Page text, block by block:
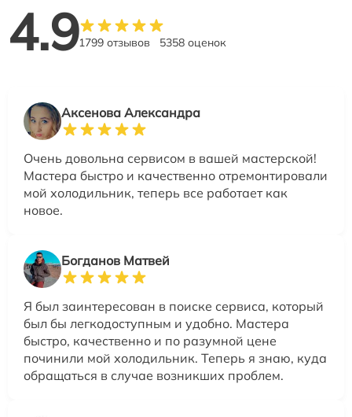
4.91799 отзывов 5358 оценок
Аксенова Александра
Очень довольна сервисом в вашей мастерской!
Мастера быстро и качественно отремонтировали
мой холодильник, теперь все работает как
новое.
Богданов Матвей
Я был заинтересован в поиске сервиса, который
был бы легкодоступным и удобно. Мастера
быстро, качественно и по разумной цене
починили мой холодильник. Теперь я знаю, куда
обращаться в случае возникших проблем.